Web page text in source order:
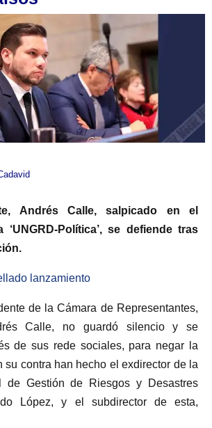
Andrés Calle, salpicado en el
Política’, se defiende tras
lanzamiento
de la Cámara de Representantes,
Calle, no guardó silencio y se
de sus rede sociales, para negar la
su contra han hecho el exdirector de la
de Gestión de Riesgos y Desastres
López, y el subdirector de esta,